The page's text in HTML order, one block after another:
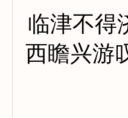
临津不得
西瞻兴游